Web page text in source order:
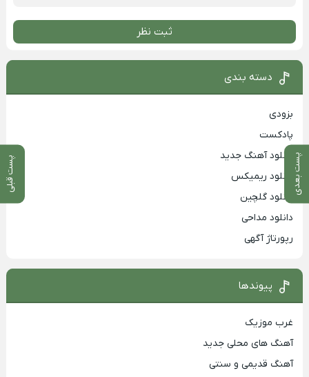
پست بعدی پست قبلی
ثبت نظر
دسته بندی
بزودی
پادکست
دانلود آهنگ جدید
دانلود ریمیکس
دانلود گلچین
دانلود مداحی
رپورتاژ آگهی
پیوندها
غرب موزیک
آهنگ های محلی جدید
آهنگ قدیمی و سنتی